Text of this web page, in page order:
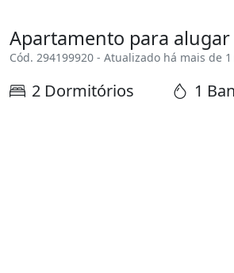
Apartamento para alugar
Cód. 294199920 - Atualizado há mais de 1
2 Dormitórios 1